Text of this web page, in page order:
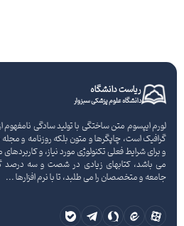
ریاست دانشگاه
دانشگاه علوم پزشکی سبزوار
لورم ایپسوم متن ساختگی با تولید سادگی نامفهوم
گرافیک است، چاپگرها و متون بلکه روزنامه و
و برای شرایط فعلی تکنولوژی مورد نیاز، و کاربردهای
می باشد، کتابهای زیادی در شصت و سه درصد
جامعه و متخصصان را می طلبد، تا با نرم افزارها ...